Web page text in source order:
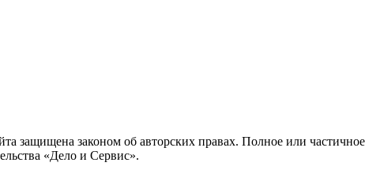
защищена законом об авторских правах. Полное или
«Дело и Сервис».